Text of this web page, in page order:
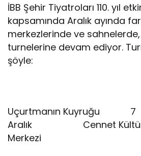
İBB Şehir Tiyatroları 110. yıl
kapsamında Aralık ayında
merkezlerinde ve
turnelerine devam ediyor.
şöyle:
Uçurtmanın Kuyruğu 7
Aralık Cennet Kültür
Merkezi